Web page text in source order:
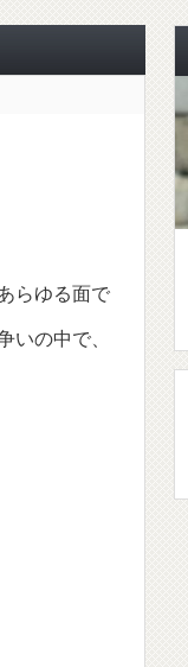
らゆる面で
いの中で、